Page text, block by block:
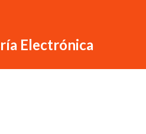
Electrónica